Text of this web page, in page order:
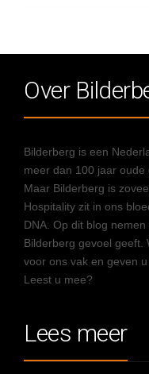
Over
Bilderberg is een
meer dan 100 jaar oude
Maar Bilderberg is
Hospitality zit in ons
DNA. Op dit blog
Bilderberg gevoel geeft.
voor ons vak en geven
Leest u mee?
Lees meer